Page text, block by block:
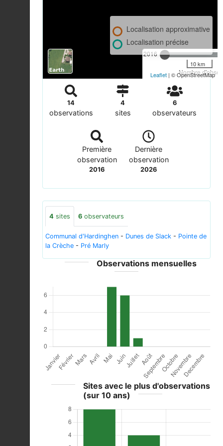
2016
Nombre
Localisation approximative
Localisation précise
10 km
Leaflet | © OpenStreetMap
14
observations
4
sites
6
observateurs
Première
observation
2016
Dernière
observation
2026
4 sites 6 observateurs
Communal d'Hardinghen - Dunes de Slack - Pointe de
la Crèche - Pré Marly
Observations mensuelles
Sites avec le plus d'observations
(sur 10 ans)